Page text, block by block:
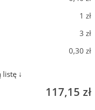
1 zł
3 zł
0,30 zł
2,50 zł
listę ↓
117,15 zł